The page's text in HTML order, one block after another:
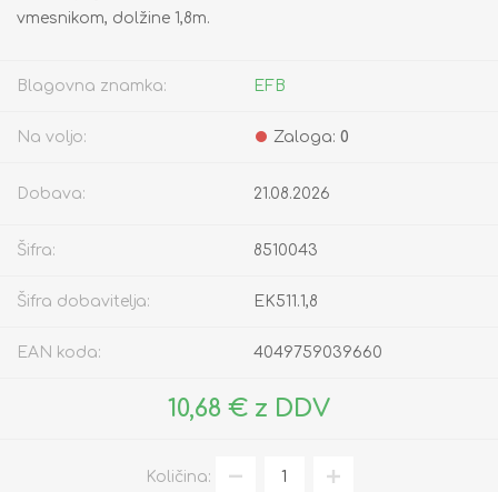
vmesnikom, dolžine 1,8m.
Blagovna znamka: EFB
Na voljo: Zaloga: 0
Dobava: 21.08.2026
Šifra: 8510043
Šifra dobavitelja: EK511.1,8
EAN koda: 4049759039660
10,68 € z DDV
Količina: